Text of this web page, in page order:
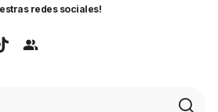
redes sociales!